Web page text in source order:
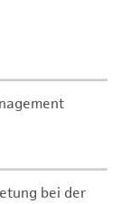
bei der